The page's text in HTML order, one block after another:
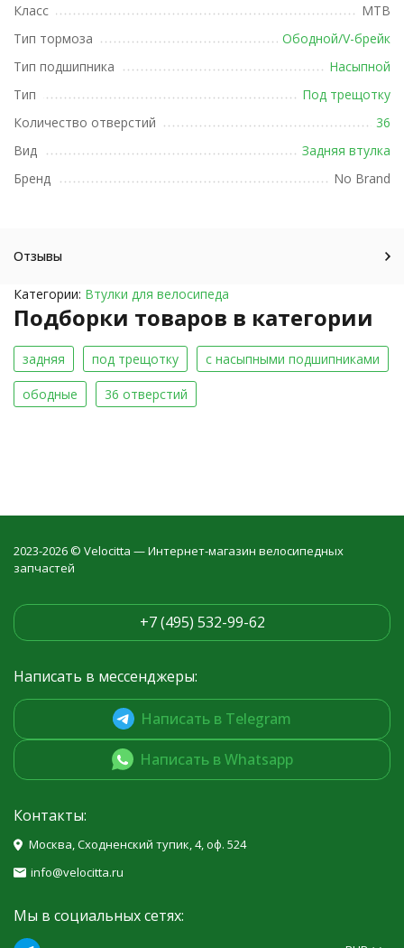
Класс
MTB
Тип тормоза
Ободной/V-брейк
Тип подшипника
Насыпной
Тип
Под трещотку
Количество отверстий
36
Вид
Задняя втулка
Бренд
No Brand
Отзывы
Категории: Втулки для велосипеда
Подборки товаров в категории
задняя под трещотку с насыпными подшипниками
ободные 36 отверстий
2023-2026 © Velocitta — Интернет-магазин велосипедных
запчастей
+7 (495) 532-99-62
Написать в мессенджеры:
Написать в Telegram
Написать в Whatsapp
Контакты:
Москва, Сходненский тупик, 4, оф. 524
info@velocitta.ru
Мы в социальных сетях: